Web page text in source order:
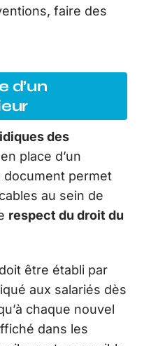
faire des
d’un
des
place d’un
document permet
au sein de
respect du droit du
doit être établi par
aux salariés dès
chaque nouvel
dans les